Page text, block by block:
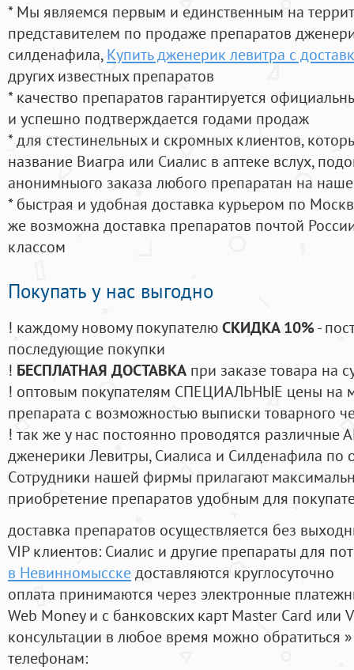
* Мы являемся первым и единственным на
представителем по продаже препаратов
силденафила, Купить дженерик левитра с
других известных препаратов
* качество препаратов гарантируется
и успешно подтверждается годами продаж
* для стестинельных и скромных клиентов,
название Виагра или Сиалис в аптеке вслух,
анонимныого заказа любого препаратан на
* быстрая и удобная доставка курьером по
же возможна доставка препаратов почтой
классом
Покупать у нас выгодно
! каждому новому покупателюСКИДКА 10%-
последующие покупки
! БЕСПЛАТНАЯ ДОСТАВКА при заказе товара на
! оптовым покупателям СПЕЦИАЛЬНЫЕ цены на
препарата с возможностью выписки товарного
! так же у нас постоянно проводятся
дженерики Левитры, Сиалиса и Силденафила по
Cотрудники нашей фирмы прилагают
приобретение препаратов удобным для
доставка препаратов осуществляется без
VIP клиентов: Сиалис и другие препараты для
в Невинномысскедоставляются круглосуточно
оплата принимаются через электронные
Web Money и с банковских карт Master Card или
консультации в любое время можно обратиться
телефонам: